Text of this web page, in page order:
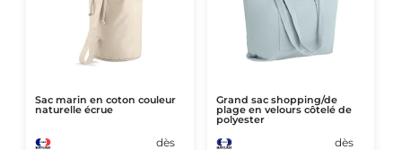
Sac marin en coton couleur
naturelle écrue
dès
Grand sac shopping/de
plage en velours côtelé de
polyester
dès